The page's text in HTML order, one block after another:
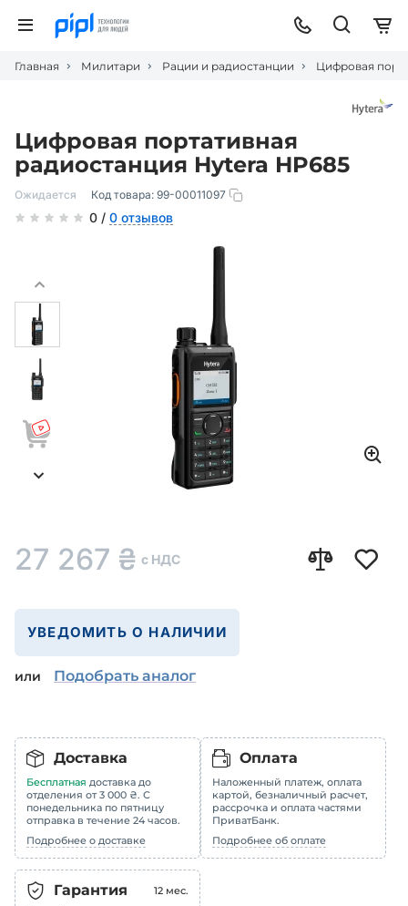
Главная Милитари Рации и радиостанции Цифровая
Цифровая портативная
радиостанция Hytera HP685
Ожидается Код товара: 99-00011097
0 / 0 отзывов
27 267 ₴ с НДС
УВЕДОМИТЬ О НАЛИЧИИ
или Подобрать аналог
Доставка
Бесплатная доставка до
отделения от 3 000 ₴. С
понедельника по пятницу
отправка в течение 24 часов.
Подробнее о доставке
Оплата
Наложенный платеж, оплата
картой, безналичный расчет,
рассрочка и оплата частями
ПриватБанк.
Подробнее об оплате
Гарантия 12 мес.